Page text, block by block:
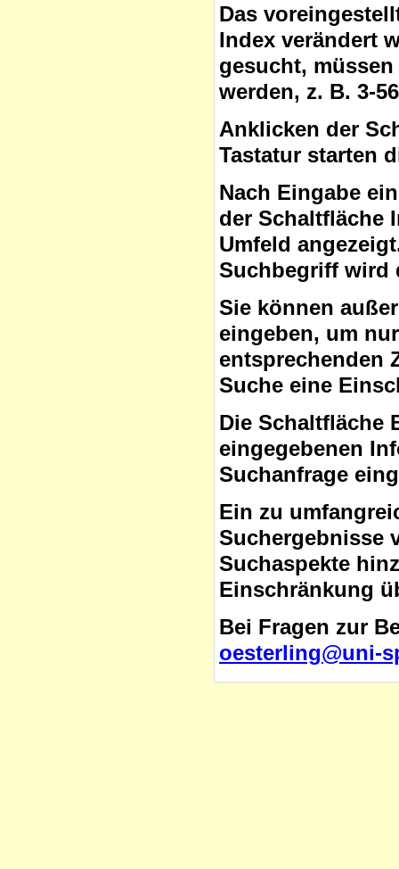
Das
Index verändert
gesucht,
werden, z. B. 3-
Anklicken der
Tastatur starten
Nach Eingabe
der Schaltfläche
Umfeld
Suchbegriff wird
Sie können
eingeben, um
entsprechenden
Suche eine
Die Schaltfläche
eingegebenen
Suchanfrage
Ein zu
Suchergebnisse
Suchaspekte
Einschränkung
Bei Fragen zur
oesterling@uni-